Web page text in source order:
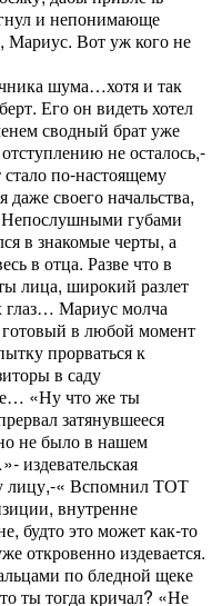
и непонимающе
Мариус. Вот уж кого не
шума…хотя и так
Его он видеть хотел
сводный брат уже
не осталось,-
по-настоящему
своего начальства,
Непослушными губами
в знакомые черты, а
в отца. Разве что в
лица, широкий разлет
глаз… Мариус молча
готовый в любой момент
прорваться к
в саду
«Ну что же ты
затянувшееся
не было в нашем
издевательская
лицу,-« Вспомнил ТОТ
внутренне
будто это может как-то
откровенно издевается.
по бледной щеке
ты тогда кричал? «Не